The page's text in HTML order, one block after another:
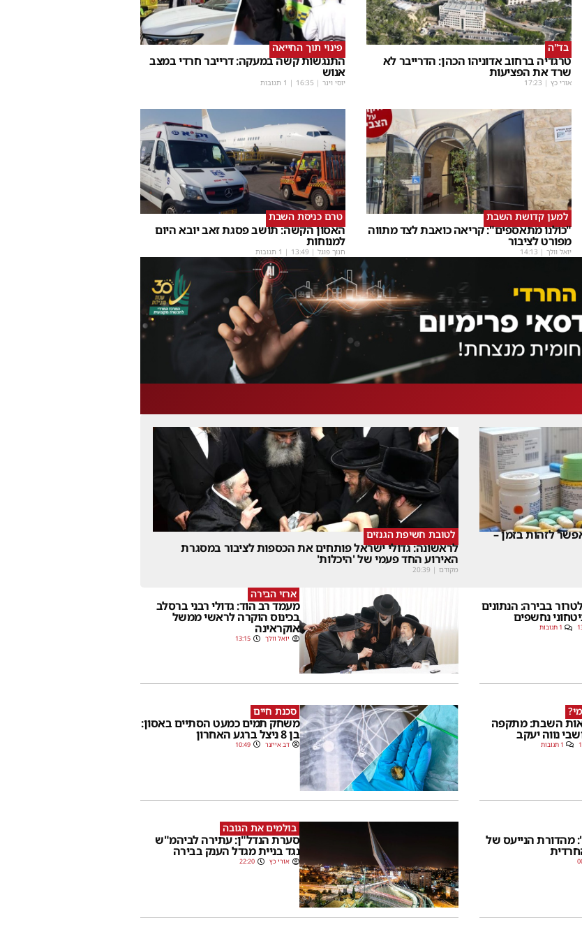
בד"ה
טרגדיה ברחוב אדוניהו הכהן: הדרייבר לא
שרד את הפציעות
אורי כץ |
17:23
פינוי תוך החייאה
התנגשות קשה במעקה: דרייבר חרדי במצב
אנוש
יוסי וינר |
16:35 | 1 תגובות
למען קדושת השבת
"כולנו מתאספים": קריאה כואבת לצד מתווה
מפורט לציבור
יואל וולך |
14:13
טרם כניסת השבת
האסון הקשה: תושב פסגת זאב יובא היום
למנוחות
חנוך פוגל |
13:49 | 1 תגובות
לזהות בזמן – לטובת חשיפת הגנזים
לראשונה: גדולי ישראל פותחים את הכספות לציבור במסגרת
האירוע החד פעמי של 'היכלות'
מקודם |
20:39
בבירה: הנתונים
נחשפים
1 תגובות
ארזי הבירה
מעמד רב הוד: גדולי רבני ברסלב
בכינוס הוקרה לראשי ממשל
אוקראינה
יואל וולך 13:15
השבת: מתקפה
נווה יעקב
1 תגובות
סכנת חיים
משחק תמים כמעט הסתיים באסון:
בן 8 ניצל ברגע האחרון
דב אייזנר 10:49
מהדורת הנייעס של
בולמים את הגובה
סערת הנדל"ן: עתירה לביהמ"ש
נגד בניית מגדל הענק בבירה
אורי כץ 22:20